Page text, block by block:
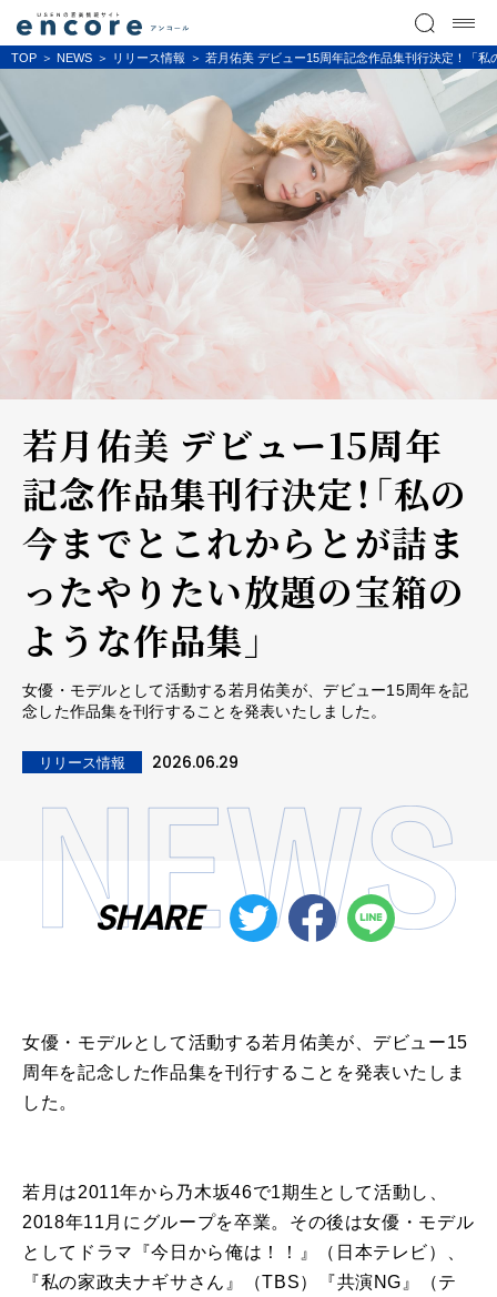
TOP NEWS リリース情報 若月佑美 デビュー15周年記念作品集刊行決定！「
若月佑美 デビュー15周年
記念作品集刊行決定！「私の
今までとこれからとが詰ま
ったやりたい放題の宝箱の
ような作品集」
女優・モデルとして活動する若月佑美が、デビュー15周年を記
念した作品集を刊行することを発表いたしました。
リリース情報 2026.06.29
SHARE
女優・モデルとして活動する若月佑美が、デビュー15
周年を記念した作品集を刊行することを発表いたしま
した。
若月は2011年から乃木坂46で1期生として活動し、
2018年11月にグループを卒業。その後は女優・モデル
としてドラマ『今日から俺は！！』（日本テレビ）、
『私の家政夫ナギサさん』（TBS）『共演NG』（テ